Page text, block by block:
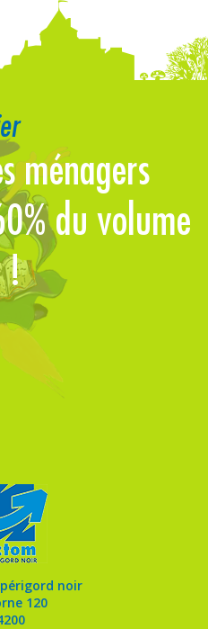
ménagers
du volume
!
noir
120